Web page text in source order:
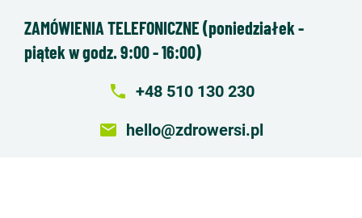
ZAMÓWIENIA TELEFONICZNE (poniedziałek -
piątek w godz. 9:00 - 16:00)
local_phone +48 510 130 230
email hello@zdrowersi.pl